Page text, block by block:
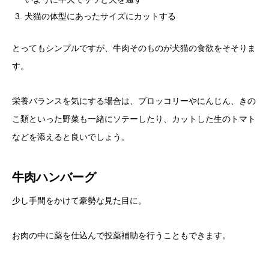
犬猫の体型にあったサイズにカットする
とってもシンプルですが、牛肉そのものが犬猫の食欲をそそりま
す。
栄養バランスを気にする場合は、ブロッコリーやにんじん、きの
こ類といった野菜も一緒にソテーしたり、カットした生のトマト
などを添えると良いでしょう。
牛肉ハンバーグ
少し手間をかけて豪勢な見た目に。
お肉の中に薬を仕込んで投薬補助を行うこともできます。